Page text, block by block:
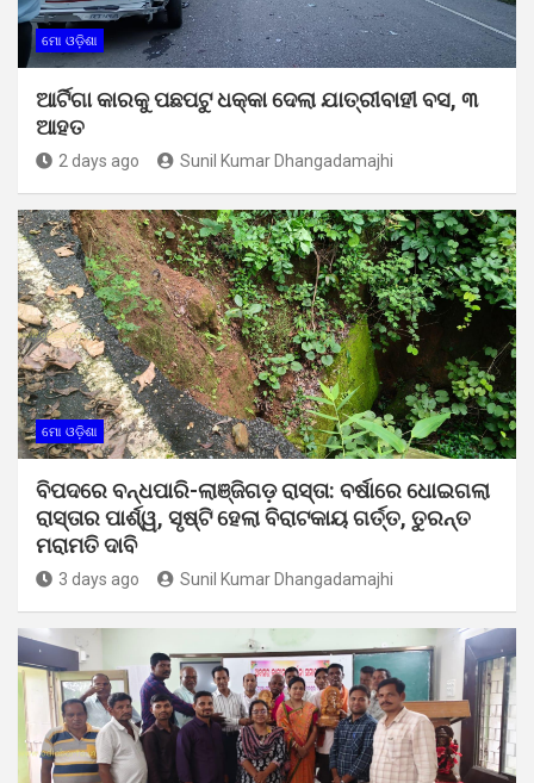
ମୋ ଓଡ଼ିଶା
ଆର୍ଟିଗା କାରକୁ ପଛପଟୁ ଧକ୍କା ଦେଲା ଯାତ୍ରୀବାହୀ ବସ, ୩
ଆହତ
2 days ago Sunil Kumar Dhangadamajhi
ମୋ ଓଡ଼ିଶା
ବିପଦରେ ବନ୍ଧପାରି-ଲାଞ୍ଜିଗଡ଼ ରାସ୍ତା: ବର୍ଷାରେ ଧୋଇଗଲା
ରାସ୍ତାର ପାର୍ଶ୍ୱ, ସୃଷ୍ଟି ହେଲା ବିରାଟକାୟ ଗର୍ତ୍ତ, ତୁରନ୍ତ
ମରାମତି ଦାବି
3 days ago Sunil Kumar Dhangadamajhi